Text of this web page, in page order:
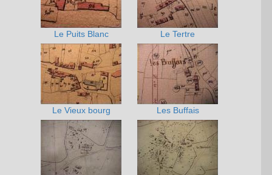
Le Puits Blanc Le Tertre
Le Vieux bourg Les Buffais